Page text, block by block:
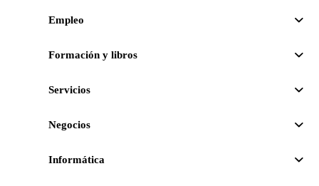
Empleo
Formación y libros
Servicios
Negocios
Informática